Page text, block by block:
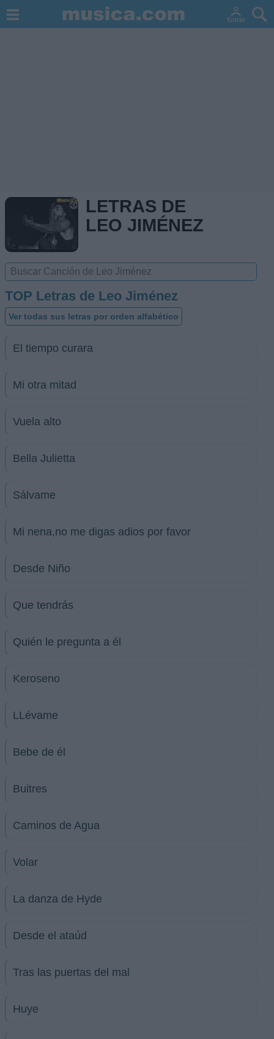
LETRAS DE
LEO JIMÉNEZ
TOP Letras de Leo Jiménez
Ver todas sus letras por orden alfabético
El tiempo curara
Mi otra mitad
Vuela alto
Bella Julietta
Sálvame
Mi nena,no me digas adios por favor
Desde Niño
Que tendrás
Quién le pregunta a él
Keroseno
LLévame
Bebe de él
Buitres
Caminos de Agua
Volar
La danza de Hyde
Desde el ataúd
Tras las puertas del mal
Huye